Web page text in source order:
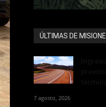
ÚLTIMAS DE
7 agosto, 2026